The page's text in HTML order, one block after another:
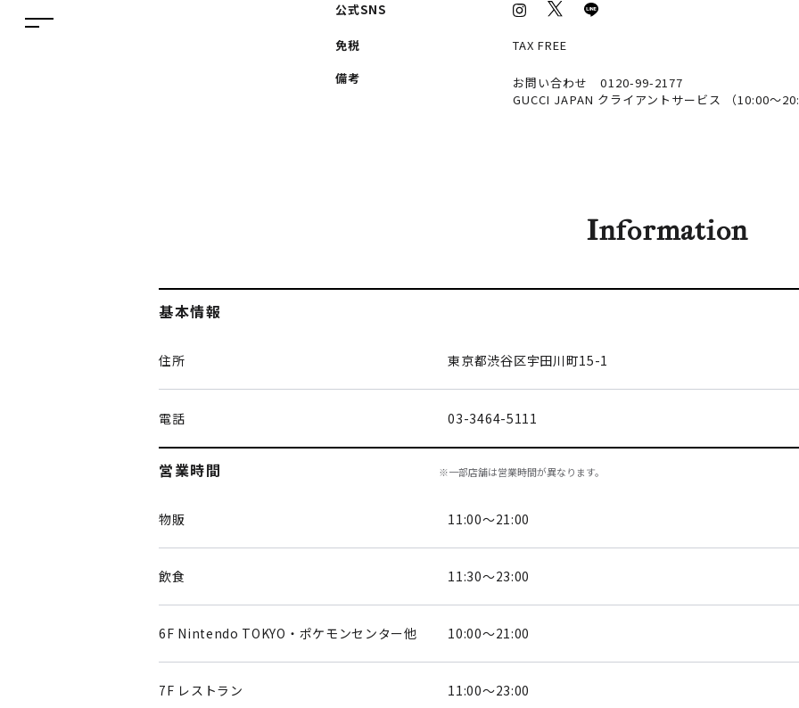
公式SNS
免税
TAX FREE
備考
お問い合わせ 0120-99-2177
GUCCI JAPAN クライアントサービス （10:00～
Information
基本情報
住所 東京都渋谷区宇田川町15-1
電話 03-3464-5111
営業時間 ※一部店舗は営業時間が異なります。
物販 11:00～21:00
飲食 11:30～23:00
6F Nintendo TOKYO・ポケモンセンター他 10:00～21:00
7F レストラン 11:00～23:00